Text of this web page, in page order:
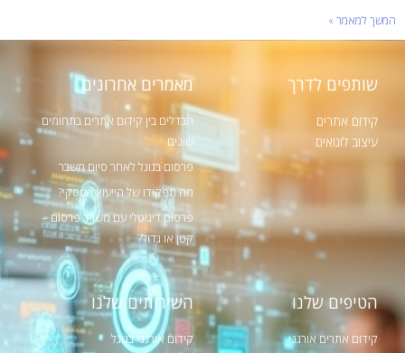
המשך למאמר »
שותפים לדרך
קידום אתרים
עיצוב לוגואים
מאמרים אחרונים
הבדלים בין קידום אתרים בתחומים
שונים
פרסום בגוגל לאחר סיום משבר
מה תפקידו של הייעוץ העסקי?
פרסום דיגיטלי עם משרד פרסום –
קטן או גדול?
הטיפים שלנו
קידום אתרים אורגני
השירותים שלנו
קידום אורגני בגוגל